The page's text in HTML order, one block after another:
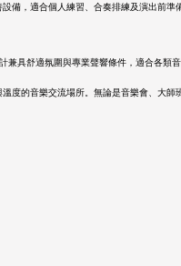
，適合個人練習、合奏排練及演出前準
具舒適氛圍與專業聲響條件，適合各類
的音樂交流場所。無論是音樂會、大